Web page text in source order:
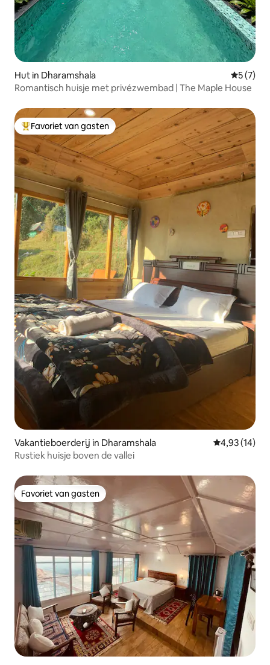
Hut in Dharamshala
5 (7)
Romantisch huisje met privézwembad | The Maple House
Topfavoriet van gasten
Favoriet van gasten
Vakantieboerderij in Dharamshala Gemiddelde
4,93 (14)
Rustiek huisje boven de vallei
Favoriet van gasten
Favoriet van gasten